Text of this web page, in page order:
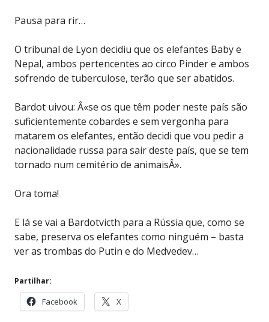
Pausa para rir…
O tribunal de Lyon decidiu que os elefantes Baby e
Nepal, ambos pertencentes ao circo Pinder e ambos
sofrendo de tuberculose, terão que ser abatidos.
Bardot uivou: Â«se os que têm poder neste país são
suficientemente cobardes e sem vergonha para
matarem os elefantes, então decidi que vou pedir a
nacionalidade russa para sair deste país, que se tem
tornado num cemitério de animaisÂ».
Ora toma!
E lá se vai a Bardotvicth para a Rússia que, como se
sabe, preserva os elefantes como ninguém – basta
ver as trombas do Putin e do Medvedev…
Partilhar:
Facebook X